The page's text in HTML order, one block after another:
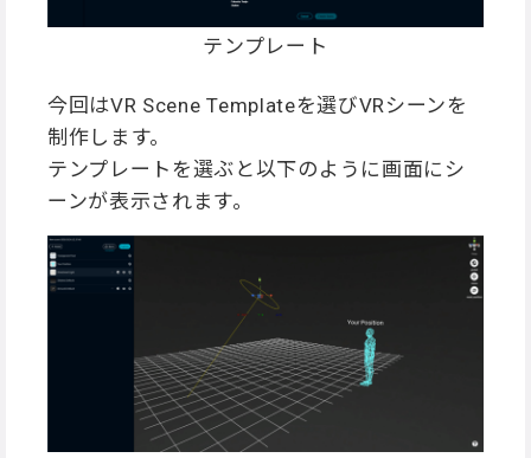
テンプレート
今回はVR Scene Templateを選びVRシーンを
制作します。
テンプレートを選ぶと以下のように画面にシ
ーンが表示されます。